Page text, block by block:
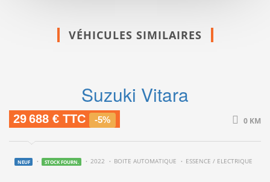
VÉHICULES SIMILAIRES
Suzuki Vitara
29 688 € TTC -5% 0 KM
NEUF STOCK FOURN. 2022 BOITE AUTOMATIQUE ESSENCE / ELECTRIQUE